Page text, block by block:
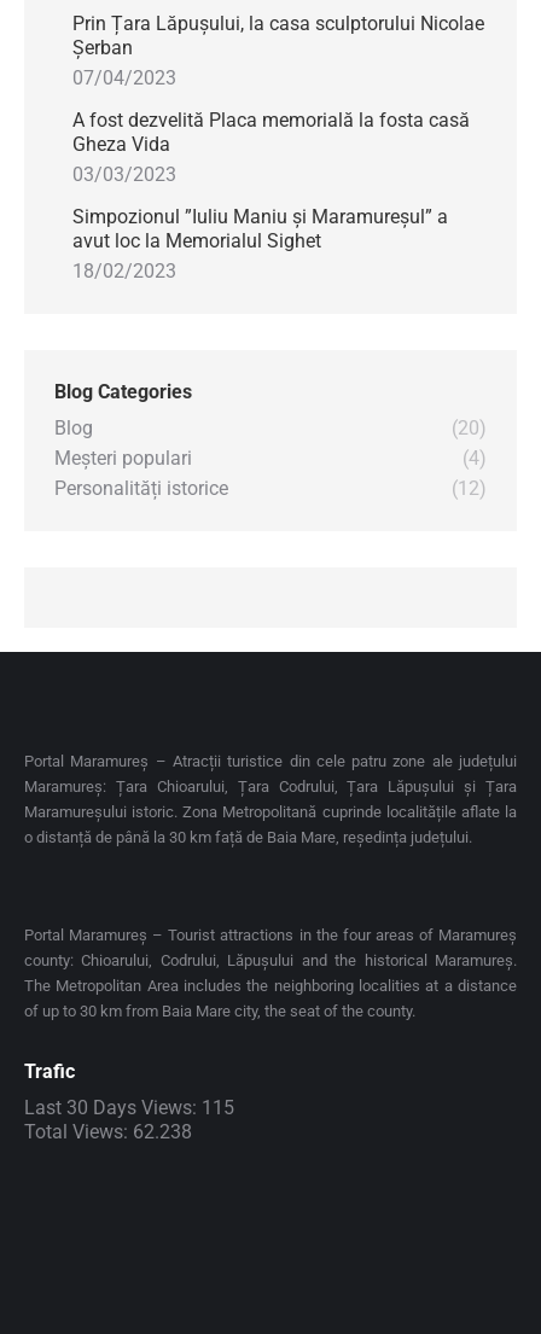
Prin Țara Lăpușului, la casa sculptorului Nicolae
Șerban
07/04/2023
A fost dezvelită Placa memorială la fosta casă
Gheza Vida
03/03/2023
Simpozionul ”Iuliu Maniu și Maramureșul” a
avut loc la Memorialul Sighet
18/02/2023
Blog Categories
Blog
(20)
Meșteri populari
(4)
Personalități istorice
(12)
Portal Maramureș – Atracții turistice din cele patru zone ale județului
Maramureș: Țara Chioarului, Țara Codrului, Țara Lăpușului și Țara
Maramureșului istoric. Zona Metropolitană cuprinde localitățile aflate la
o distanță de până la 30 km față de Baia Mare, reședința județului.
Portal Maramureș – Tourist attractions in the four areas of Maramureș
county: Chioarului, Codrului, Lăpușului and the historical Maramureș.
The Metropolitan Area includes the neighboring localities at a distance
of up to 30 km from Baia Mare city, the seat of the county.
Trafic
Last 30 Days Views: 115
Total Views: 62.238